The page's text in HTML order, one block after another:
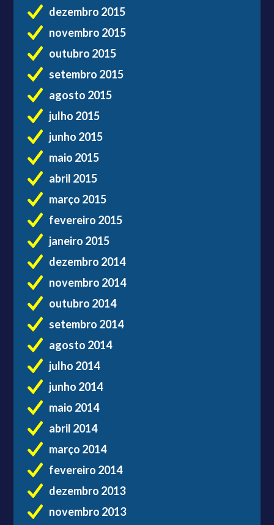
dezembro 2015
novembro 2015
outubro 2015
setembro 2015
agosto 2015
julho 2015
junho 2015
maio 2015
abril 2015
março 2015
fevereiro 2015
janeiro 2015
dezembro 2014
novembro 2014
outubro 2014
setembro 2014
agosto 2014
julho 2014
junho 2014
maio 2014
abril 2014
março 2014
fevereiro 2014
dezembro 2013
novembro 2013